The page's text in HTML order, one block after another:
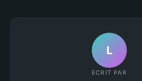
L
ECRIT PAR